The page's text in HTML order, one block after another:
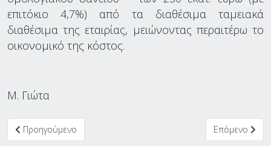
επιτόκιο 4,7%) από τα διαθέσιμα ταμειακά
διαθέσιμα της εταιρίας, μειώνοντας περαιτέρω το
οικονομικό της κόστος.
M. Γιώτα
Προηγούμενο άρθρο: Η πρόκληση της Ποσειδώνος: To
Προηγούμενο Επόμενο
Επόμενο